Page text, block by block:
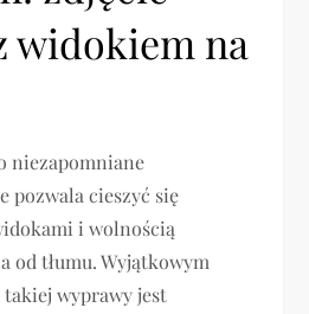
widokiem na
niezapomniane
pozwala cieszyć się
i wolnością
od tłumu. Wyjątkowym
wyprawy jest